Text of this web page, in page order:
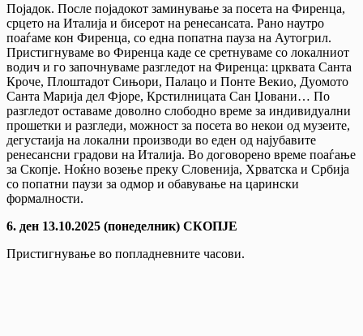
Појадок. После појадокот заминување за посета на Фиренца,
срцето на Италија и бисерот на ренесансата. Рано наутро
поаѓаме кон Фиренца, со една попатна пауза на Аутогрил.
Пристигнуваме во Фиренца каде се сретнуваме со локалниот
водич и го започнуваме разгледот на Фиренца: црквата Санта
Кроче, Плоштадот Сињори, Палацо и Понте Векио, Дуомото
Санта Марија дел Фјоре, Крстилницата Сан Џовани… По
разгледот оставаме доволно слободно време за индивидуални
прошетки и разгледи, можност за посета во некои од музеите,
дегустаија на локални производи во еден од најубавите
ренесансни градови на Италија. Во договорено време поаѓање
за Скопје. Ноќно возење преку Словенија, Хрватска и Србија
со попатни паузи за одмор и обавување на царински
формалности.
6. ден 13.10.2025 (понеделник) СКОПЈЕ
Пристигнување во попладневните часови.